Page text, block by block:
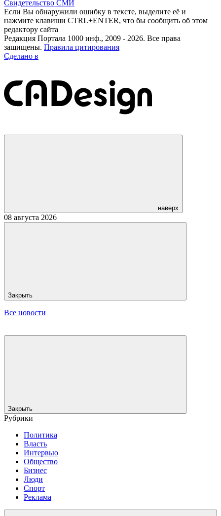
Свидетельство СМИ
Если Вы обнаружили ошибку в тексте, выделите её и
нажмите клавиши CTRL+ENTER, что бы сообщить об этом
редактору сайта
Редакция Портала 1000 инф., 2009 - 2026. Все права
защищены. Правила цитирования
Сделано в
наверх
08 августа 2026
Закрыть
Все новости
Закрыть
Рубрики
Политика
Власть
Интервью
Общество
Бизнес
Люди
Спорт
Реклама